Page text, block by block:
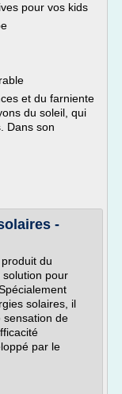
pour vos kids
et du farniente
du soleil, qui
Dans son
-
du
solution pour
solaires, il
sensation de
par le